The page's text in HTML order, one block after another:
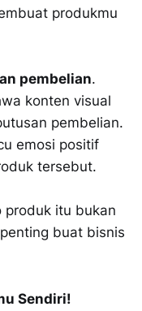
produkmu
pembelian.
konten visual
pembelian.
emosi positif
tersebut.
produk itu bukan
buat bisnis
Sendiri!